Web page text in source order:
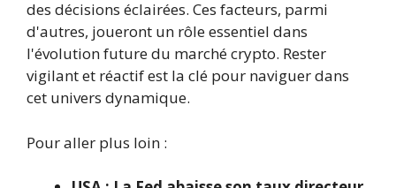
des décisions éclairées. Ces facteurs, parmi
d'autres, joueront un rôle essentiel dans
l'évolution future du marché crypto. Rester
vigilant et réactif est la clé pour naviguer dans
cet univers dynamique.
Pour aller plus loin :